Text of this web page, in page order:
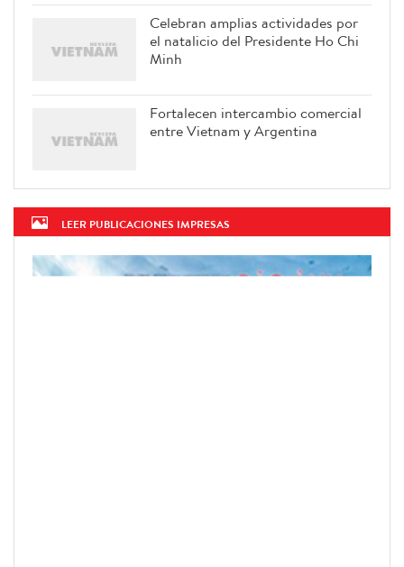
Celebran amplias actividades por
el natalicio del Presidente Ho Chi
Minh
Fortalecen intercambio comercial
entre Vietnam y Argentina
LEER PUBLICACIONES IMPRESAS